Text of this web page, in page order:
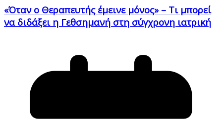
«Όταν ο Θεραπευτής έμεινε μόνος» – Τι μπορεί
να διδάξει η Γεθσημανή στη σύγχρονη ιατρική